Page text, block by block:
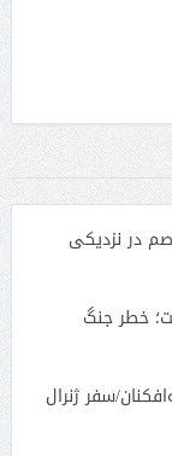
در نزدیکی
خطر جنگ
سفر ژنرال